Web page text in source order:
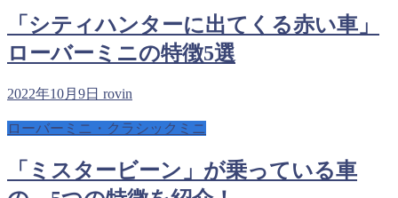
「シティハンターに出てくる赤い車」
ローバーミニの特徴5選
2022年10月9日 rovin
ローバーミニ・クラシックミニ
「ミスタービーン」が乗っている車